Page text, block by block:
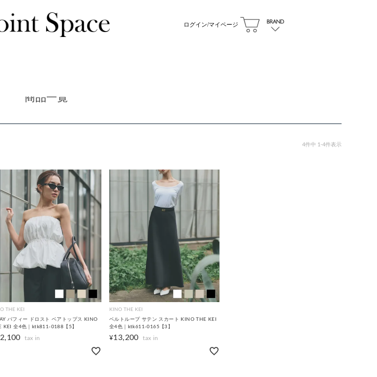
ログイン/マイページ
商品一覧
4件中 1 -4件表示
THE KEI
パフィー ドロスト ベアトップス KINO
KEI 全4色｜ktk811-0188【5】
KINO THE KEI
ベルトループ サテン スカート KINO THE KEI
全4色｜ktk611-0165【3】
¥13,200